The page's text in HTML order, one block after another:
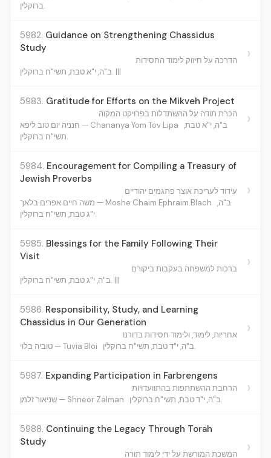
ברוקלין.
5982. Guidance on Strengthening Chassidus
Study
הדרכה על חיזוק לימוד החסידות
ב"ה, י"א טבת, תשי"ח ברוקלין. |||
›
5983. Gratitude for Efforts on the Mikveh Project
הכרת תודה על ההשתדלות בפרויקט המקוה
חנניה יום טוב ליפא — Chananya Yom Tov Lipa ב"ה, י"א טבת,
תשי"ח ברוקלין.
›
5984. Encouragement for Compiling a Treasury of
Jewish Proverbs
עידוד לעריכת אוצר פתגמים יהודיים
משה חיים אפרים בלאך — Moshe Chaim Ephraim Blach ב"ה,
י"ג טבת, תשי"ח ברוקלין.
›
5985. Blessings for the Family Following Their
Visit
ברכות למשפחה בעקבות ביקורם
ב"ה, י"ג טבת, תשי"ח ברוקלין. |||
›
5986. Responsibility, Study, and Learning
Chassidus in Our Generation
אחריות, לימוד, ולימוד חסידות בדורנו
טוביה בלוי — Tuvia Bloi
ב"ה, י"ד טבת, תשי"ח ברוקלין.
›
5987. Expanding Participation in Farbrengens
הרחבת ההשתתפות בהתוועדויות
שניאור זלמן — Shneor Zalman
ב"ה, י"ד טבת, תשי"ח ברוקלין.
›
5988. Continuing the Legacy Through Torah
Study
המשכת המורשת על ידי לימוד תורה ›